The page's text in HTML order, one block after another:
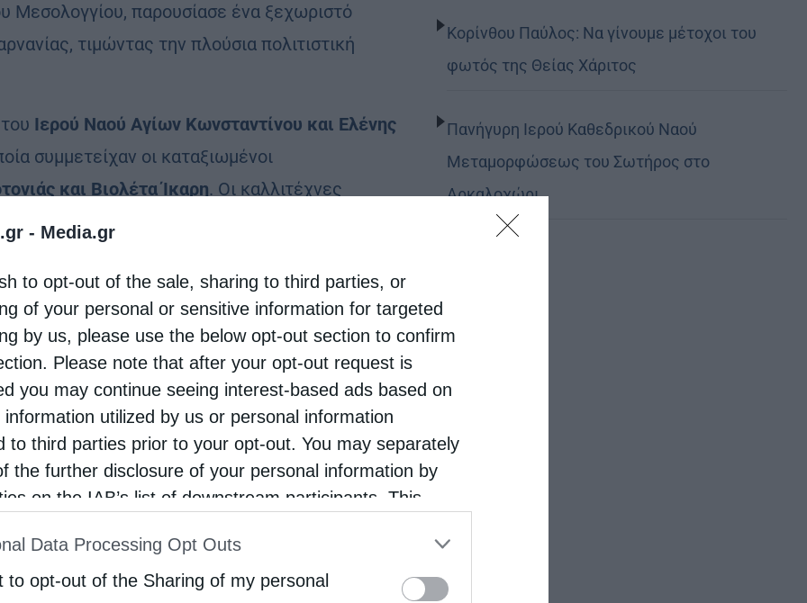
- Media.gr
to opt-out of the sale, sharing to third parties, or
of your personal or sensitive information for targeted
by us, please use the below opt-out section to confirm
Please note that after your opt-out request is
you may continue seeing interest-based ads based on
information utilized by us or personal information
to third parties prior to your opt-out. You may separately
the further disclosure of your personal information by
on the IAB’s list of downstream participants. This
of Downstream Participantsthat may further disclose it to
parties.
Data Processing Opt Outs
to opt-out of the Sharing of my personal
Μεσολογγίου, παρουσίασε ένα ξεχωριστό
τιμώντας την πλούσια πολιτιστική
Ιερού Ναού Αγίων Κωνσταντίνου και Ελένης
συμμετείχαν οι καταξιωμένοι
και Βιολέτα Ίκαρη. Οι καλλιτέχνες
τα ήθη και τα έθιμα της
περάσει από γενιά σε γενιά και αποτελούν
γιορτή του δημοτικού τραγουδιού, γεμάτη
Δημητριάδος και Αλμυρού κ.
τηςΟρχήστρας «ΙΩΝΙΑ»για την εξαιρετική
«Έχουμε μεγαλώσει όλα αυτά τα χρόνια μαζί.
την παρουσία του σε ακόμη μία εκδήλωση της
«Όσο τραγουδάμε τα τραγούδια μας και όσο
Κορίνθου Παύλος: Να γίνουμε μέτοχοι του
φωτός της Θείας Χάριτος
Πανήγυρη Ιερού Καθεδρικού Ναού
Μεταμορφώσεως του Σωτήρος στο
Αρκαλοχώρι